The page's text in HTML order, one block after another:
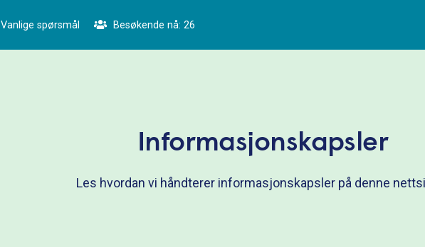
Vanlige spørsmål Besøkende nå: 26
Informasjonskapsler
Les hvordan vi håndterer informasjonskapsler på denne